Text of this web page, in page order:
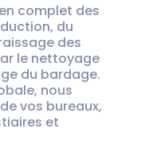
complet des
du
des
le nettoyage
du bardage.
nous
vos bureaux,
et